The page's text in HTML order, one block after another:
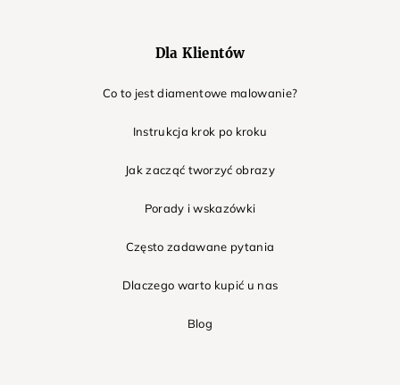
Dla Klientów
Co to jest diamentowe malowanie?
Instrukcja krok po kroku
Jak zacząć tworzyć obrazy
Porady i wskazówki
Często zadawane pytania
Dlaczego warto kupić u nas
Blog